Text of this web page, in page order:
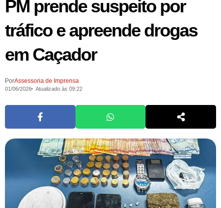
PM prende suspeito por
tráfico e apreende drogas
em Caçador
PorAssessoria de Imprensa
01/06/2026 Atualizado às 09:22